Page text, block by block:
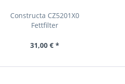
Constructa CZ5201X0
Fettfilter
31,00 € *